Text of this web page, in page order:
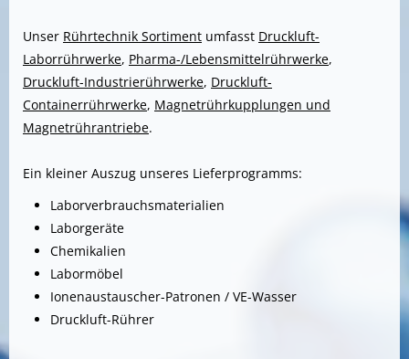
Unser Rührtechnik Sortiment umfasst Druckluft-
Laborrührwerke, Pharma-/Lebensmittelrührwerke,
Druckluft-Industrierührwerke, Druckluft-
Containerrührwerke, Magnetrührkupplungen und
Magnetrührantriebe.
Ein kleiner Auszug unseres Lieferprogramms:
Laborverbrauchsmaterialien
Laborgeräte
Chemikalien
Labormöbel
Ionenaustauscher-Patronen / VE-Wasser
Druckluft-Rührer